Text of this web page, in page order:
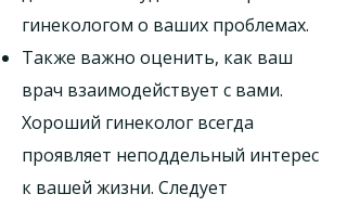
гинекологом о ваших проблемах.
Также важно оценить, как ваш
врач взаимодействует с вами.
Хороший гинеколог всегда
проявляет неподдельный интерес
к вашей жизни. Следует